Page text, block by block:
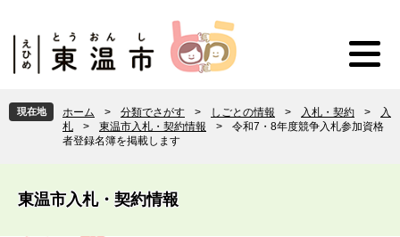
頭
で
飛
ば
現在地 ホーム > 分類でさがす > しごとの情報 > 入札・契約 >
入
札
> 東温市入札・契約情報 >
令和7・8年度競争入札参加資格
者登録名簿を掲載します
東温市入札・契約情報